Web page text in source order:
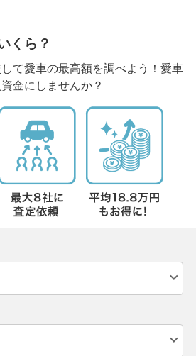
くら？
て愛車の最高額を調べよう！愛車
金にしませんか？